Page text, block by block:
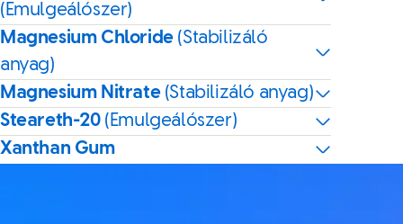
(Emulgeálószer)
Magnesium Chloride (Stabilizáló
anyag)
Magnesium Nitrate (Stabilizáló anyag)
Steareth-20 (Emulgeálószer)
Xanthan Gum